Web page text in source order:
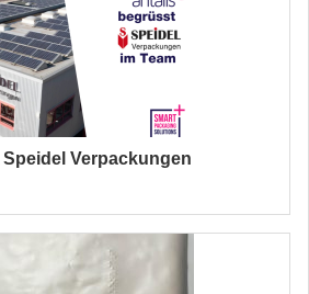
Verpackungen